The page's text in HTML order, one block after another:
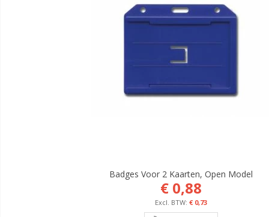
Badges Voor 2 Kaarten, Open Model
€ 0,88
€ 0,73